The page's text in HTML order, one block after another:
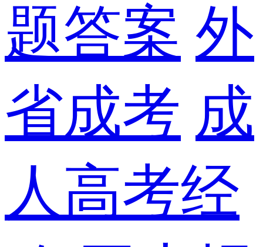
题答案 外
省成考 成
人高考经